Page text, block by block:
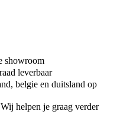
showroom
leverbaar
belgie en duitsland op
helpen je graag verder